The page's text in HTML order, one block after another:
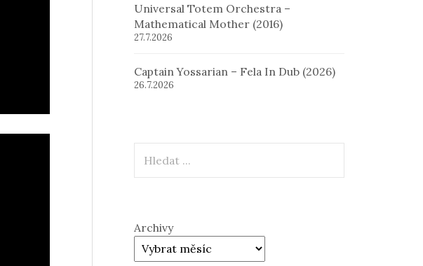
Universal Totem Orchestra –
Mathematical Mother (2016)
27.7.2026
Captain Yossarian – Fela In Dub (2026)
26.7.2026
Archivy